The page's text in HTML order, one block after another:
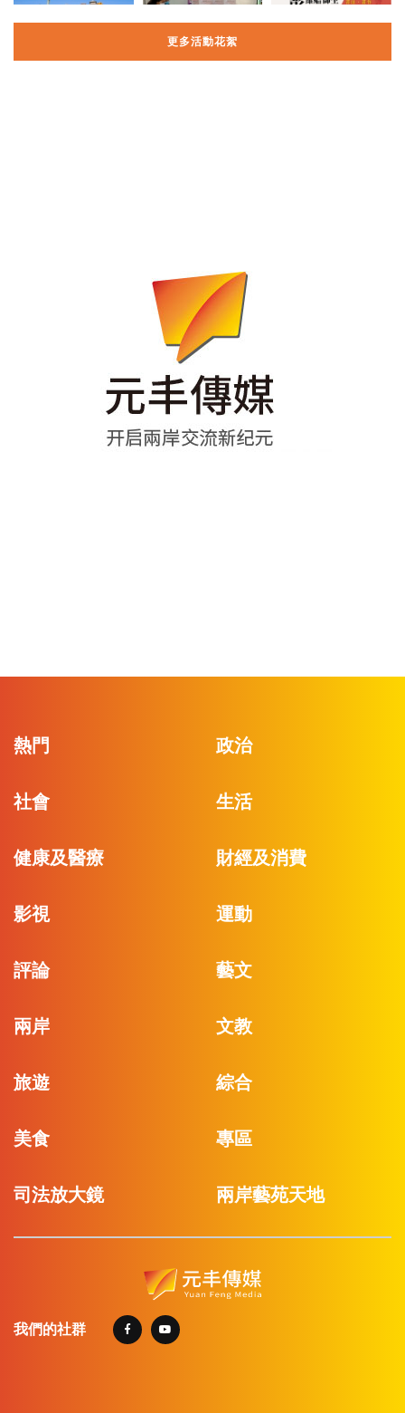
更多活動花絮
熱門 政治
社會 生活
健康及醫療 財經及消費
影視 運動
評論 藝文
兩岸 文教
旅遊 綜合
美食 專區
司法放大鏡 兩岸藝苑天地
我們的社群